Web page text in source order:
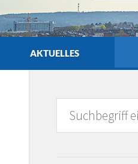
AKTUELLES